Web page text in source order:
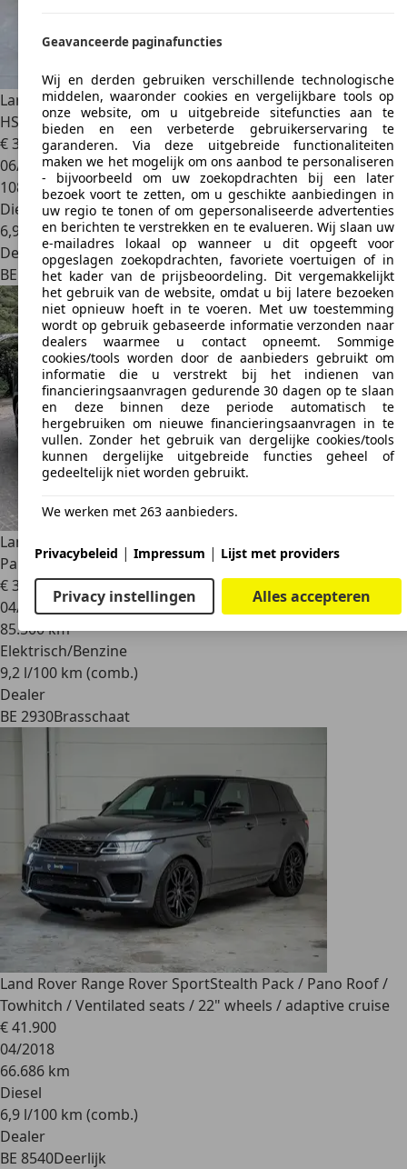
Land Rover Range Rover SportRange Rover Sport 3.0 TDV6
HSE Dynamic (EU6b)
€ 36.950
06/2018
108.950 km
Diesel
6,9 l/100 km (comb.)
Dealer
BE 8520Kuurne
Land Rover Range Rover Sport
Panodak- ACC-HUD- Merid
€ 38.950
04/2021
85.500 km
Elektrisch/Benzine
9,2 l/100 km (comb.)
Dealer
BE 2930Brasschaat
Land Rover Range Rover SportStealth Pack / Pano Roof /
Towhitch / Ventilated seats / 22" wheels / adaptive cruise
€ 41.900
04/2018
66.686 km
Diesel
6,9 l/100 km (comb.)
Dealer
BE 8540Deerlijk
Geavanceerde paginafuncties
Wij en derden gebruiken verschillende technologische
middelen, waaronder cookies en vergelijkbare tools op
onze website, om u uitgebreide sitefuncties aan te
bieden en een verbeterde gebruikerservaring te
garanderen. Via deze uitgebreide functionaliteiten
maken we het mogelijk om ons aanbod te personaliseren
- bijvoorbeeld om uw zoekopdrachten bij een later
bezoek voort te zetten, om u geschikte aanbiedingen in
uw regio te tonen of om gepersonaliseerde advertenties
en berichten te verstrekken en te evalueren. Wij slaan uw
e-mailadres lokaal op wanneer u dit opgeeft voor
opgeslagen zoekopdrachten, favoriete voertuigen of in
het kader van de prijsbeoordeling. Dit vergemakkelijkt
het gebruik van de website, omdat u bij latere bezoeken
niet opnieuw hoeft in te voeren. Met uw toestemming
wordt op gebruik gebaseerde informatie verzonden naar
dealers waarmee u contact opneemt. Sommige
cookies/tools worden door de aanbieders gebruikt om
informatie die u verstrekt bij het indienen van
financieringsaanvragen gedurende 30 dagen op te slaan
en deze binnen deze periode automatisch te
hergebruiken om nieuwe financieringsaanvragen in te
vullen. Zonder het gebruik van dergelijke cookies/tools
kunnen dergelijke uitgebreide functies geheel of
gedeeltelijk niet worden gebruikt.
We werken met 263 aanbieders.
Privacybeleid | Impressum | Lijst met providers
Privacy instellingen Alles accepteren